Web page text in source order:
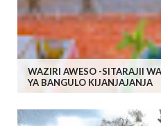
WAZIRI AWESO -SITARAJII
YA BANGULO KIJANJAJANJA